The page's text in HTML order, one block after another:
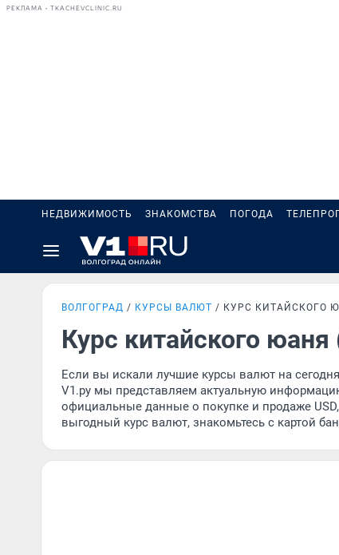
РЕКЛАМА • TKACHEVCLINIC.RU
НЕДВИЖИМОСТЬ ЗНАКОМСТВА ПОГОДА
ВОЛГОГРАД КУРСЫ ВАЛЮТ КУРС КИТАЙСКОГО
Курс китайского юаня
Если вы искали лучшие курсы валют на
V1.ру мы представляем актуальную
официальные данные о покупке и продаже
выгодный курс валют, знакомьтесь с картой